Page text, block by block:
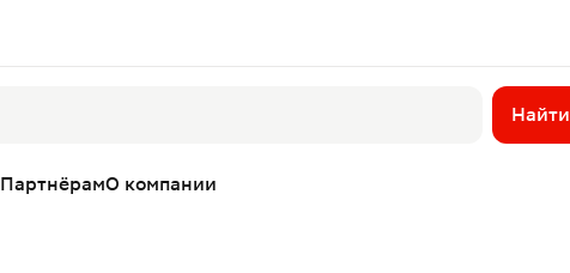
Найти
ПартнёрамО компании